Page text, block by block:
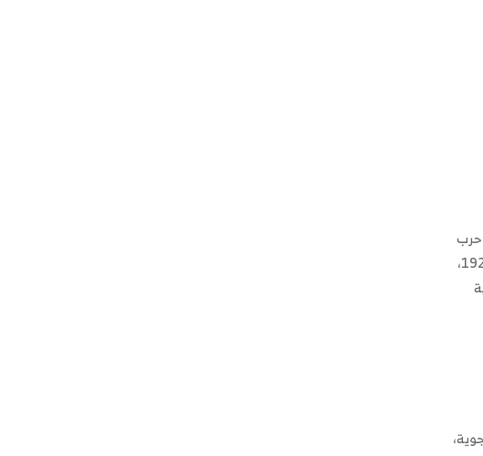
حرب
أكتوبر المجيدة»، متوجهة «لأسرته وضباط القوات المسلحة ولجنودها بخالص العزاء». ومبارك المولود في مايو (أيار) 1928،
الجوية،